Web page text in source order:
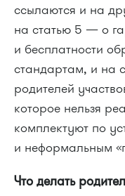
ссылаются и на
на статью 5 — о
и бесплатности
стандартам, и на
родителей
которое нельзя
комплектуют по
и неформальным
Что делать